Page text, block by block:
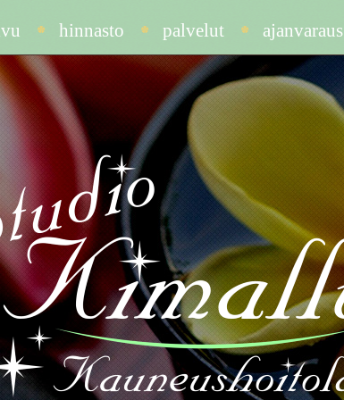
hinnasto palvelut ajanvaraus